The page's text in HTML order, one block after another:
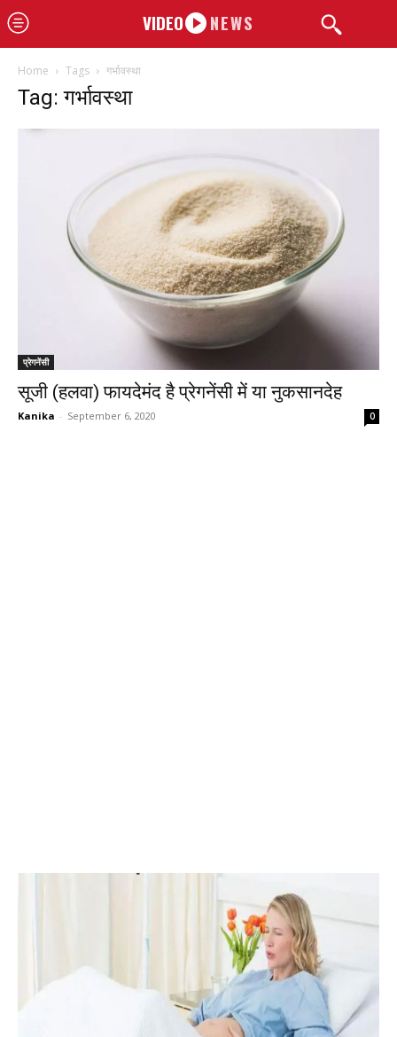
VIDEO NEWS
Home Tags गर्भावस्था
Tag: गर्भावस्था
प्रेगनेंसी
सूजी (हलवा) फायदेमंद है प्रेगनेंसी में या नुकसानदेह
Kanika - September 6, 2020 0